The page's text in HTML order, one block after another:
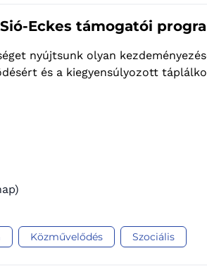
Eckes támogatói
nyújtsunk olyan
és a kiegyensúlyozott
Közművelődés Szociális